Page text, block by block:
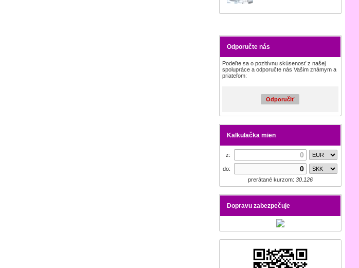
Odporučte nás
Podeľte sa o pozitívnu skúsenosť z našej
spolupráce a odporučte nás Vašim známym a
priateľom:
Odporučiť
Kalkulačka mien
z:
do:
prerátané kurzom: 30.126
Dopravu zabezpečuje